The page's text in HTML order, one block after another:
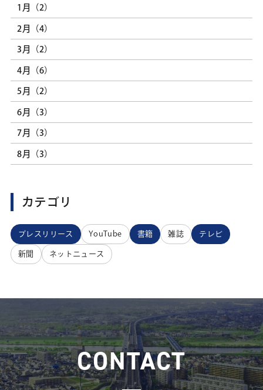
1月（2）
2月（4）
3月（2）
4月（6）
5月（2）
6月（3）
7月（3）
8月（3）
カテゴリ
プレスリリース YouTube 書籍 雑誌 テレビ
新聞 ネットニュース
CONTACT